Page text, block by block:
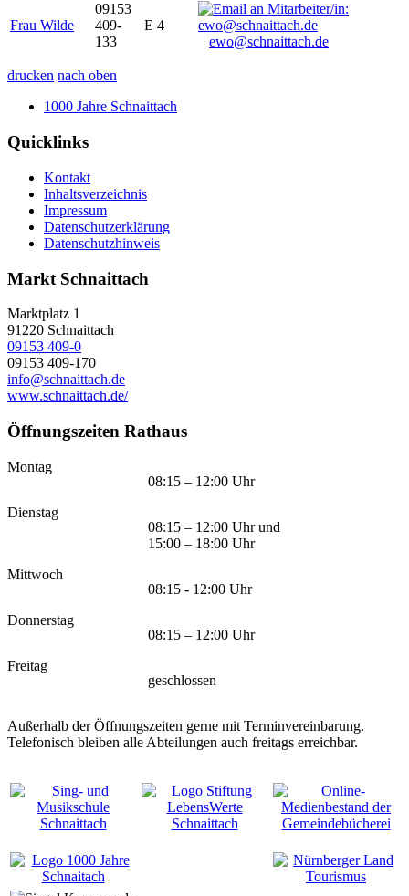
Frau Wilde
09153
409-
133
E 4
ewo@schnaittach.de
drucken nach oben
1000 Jahre Schnaittach
Quicklinks
Kontakt
Inhaltsverzeichnis
Impressum
Datenschutzerklärung
Datenschutzhinweis
Markt Schnaittach
Marktplatz 1
91220 Schnaittach
09153 409-0
09153 409-170
info@schnaittach.de
www.schnaittach.de/
Öffnungszeiten Rathaus
Montag
08:15 – 12:00 Uhr
Dienstag
08:15 – 12:00 Uhr und
15:00 – 18:00 Uhr
Mittwoch
08:15 - 12:00 Uhr
Donnerstag
08:15 – 12:00 Uhr
Freitag
geschlossen
Außerhalb der Öffnungszeiten gerne mit Terminvereinbarung.
Telefonisch bleiben alle Abteilungen auch freitags erreichbar.